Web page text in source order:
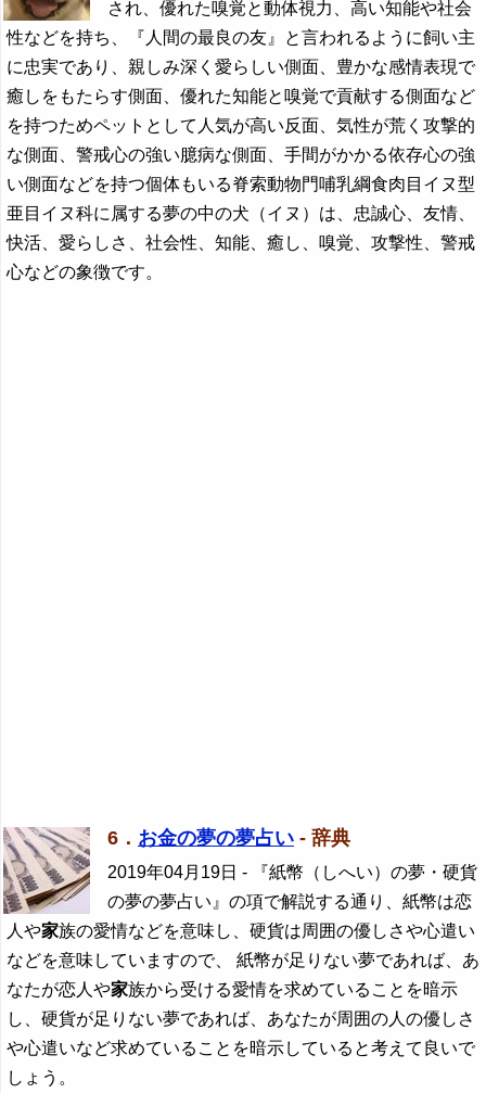
され、優れた嗅覚と動体視力、高い知能や社会
性などを持ち、『人間の最良の友』と言われるように飼い主
に忠実であり、親しみ深く愛らしい側面、豊かな感情表現で
癒しをもたらす側面、優れた知能と嗅覚で貢献する側面など
を持つためペットとして人気が高い反面、気性が荒く攻撃的
な側面、警戒心の強い臆病な側面、手間がかかる依存心の強
い側面などを持つ個体もいる脊索動物門哺乳綱食肉目イヌ型
亜目イヌ科に属する夢の中の犬（イヌ）は、忠誠心、友情、
快活、愛らしさ、社会性、知能、癒し、嗅覚、攻撃性、警戒
心などの象徴です。
6． お金の夢の夢占い - 辞典
2019年04月19日 - 『紙幣（しへい）の夢・硬貨
の夢の夢占い』の項で解説する通り、紙幣は恋
人や家族の愛情などを意味し、硬貨は周囲の優しさや心遣い
などを意味していますので、 紙幣が足りない夢であれば、あ
なたが恋人や家族から受ける愛情を求めていることを暗示
し、硬貨が足りない夢であれば、あなたが周囲の人の優しさ
や心遣いなど求めていることを暗示していると考えて良いで
しょう。